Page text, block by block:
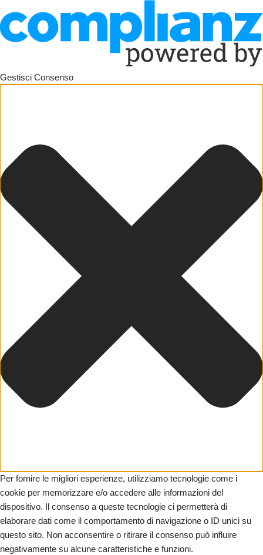
Gestisci Consenso
Per fornire le migliori esperienze, utilizziamo tecnologie come i
cookie per memorizzare e/o accedere alle informazioni del
dispositivo. Il consenso a queste tecnologie ci permetterà di
elaborare dati come il comportamento di navigazione o ID unici su
questo sito. Non acconsentire o ritirare il consenso può influire
negativamente su alcune caratteristiche e funzioni.